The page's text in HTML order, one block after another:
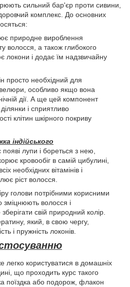
сильний бар'єр проти сивини,
комплекс. До основних
природне вироблення
волосся, а також глибокого
локони і додає їм надзвичайну
просто необхідний для
особливо якщо вона
дії. А ще цей компонент
і сприятливо
клітин шкірного покриву
індійського
лупи і бореться з нею,
кровообіг в самій цибулині,
необхідних вітамінів і
ріст волосся.
голови потрібними корисними
зміцнюють волосся і
свій природний колір.
який, в свою чергу,
і пружність локонів.
користуватися в домашніх
що проходить курс такого
поїздка або подорож, флакон